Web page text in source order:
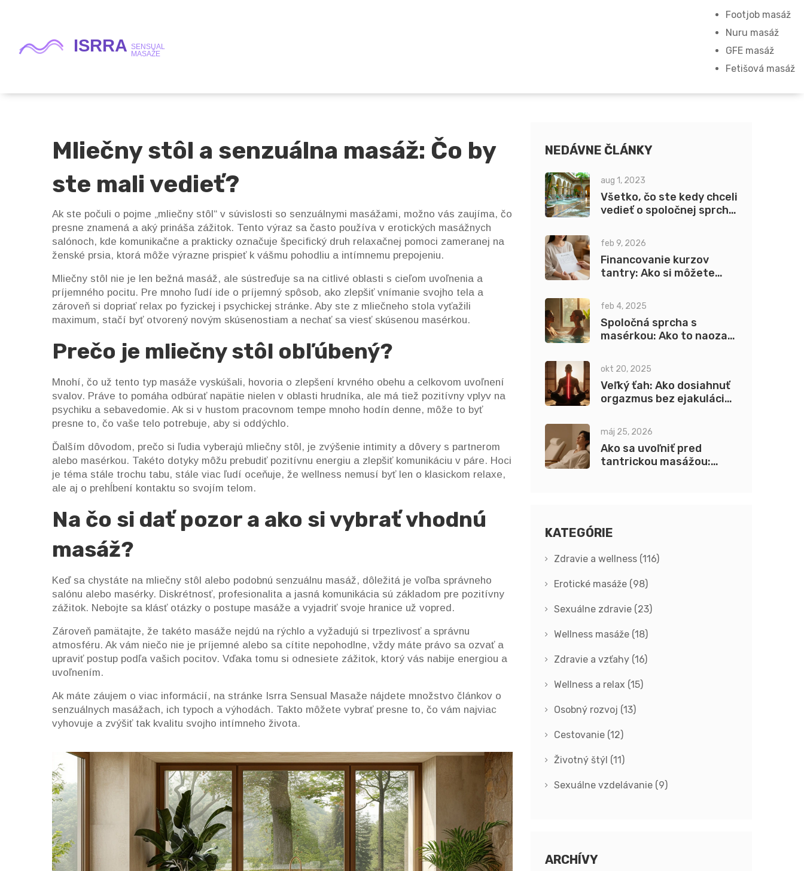
Footjob masáž
Nuru masáž
GFE masáž
Fetišová masáž
Mliečny stôl a senzuálna masáž: Čo by
ste mali vedieť?
Ak ste počuli o pojme „mliečny stôl“ v súvislosti so senzuálnymi masážami, možno vás zaujíma, čo
presne znamená a aký prináša zážitok. Tento výraz sa často používa v erotických masážnych
salónoch, kde komunikačne a prakticky označuje špecifický druh relaxačnej pomoci zameranej na
ženské prsia, ktorá môže výrazne prispieť k vášmu pohodliu a intímnemu prepojeniu.
Mliečny stôl nie je len bežná masáž, ale sústreďuje sa na citlivé oblasti s cieľom uvoľnenia a
príjemného pocitu. Pre mnoho ľudí ide o príjemný spôsob, ako zlepšiť vnímanie svojho tela a
zároveň si dopriať relax po fyzickej i psychickej stránke. Aby ste z mliečneho stola vyťažili
maximum, stačí byť otvorený novým skúsenostiam a nechať sa viesť skúsenou masérkou.
Prečo je mliečny stôl obľúbený?
Mnohí, čo už tento typ masáže vyskúšali, hovoria o zlepšení krvného obehu a celkovom uvoľnení
svalov. Práve to pomáha odbúrať napätie nielen v oblasti hrudníka, ale má tiež pozitívny vplyv na
psychiku a sebavedomie. Ak si v hustom pracovnom tempe mnoho hodín denne, môže to byť
presne to, čo vaše telo potrebuje, aby si oddýchlo.
Ďalším dôvodom, prečo si ľudia vyberajú mliečny stôl, je zvýšenie intimity a dôvery s partnerom
alebo masérkou. Takéto dotyky môžu prebudiť pozitívnu energiu a zlepšiť komunikáciu v páre. Hoci
je téma stále trochu tabu, stále viac ľudí oceňuje, že wellness nemusí byť len o klasickom relaxe,
ale aj o prehĺbení kontaktu so svojím telom.
Na čo si dať pozor a ako si vybrať vhodnú
masáž?
Keď sa chystáte na mliečny stôl alebo podobnú senzuálnu masáž, dôležitá je voľba správneho
salónu alebo masérky. Diskrétnosť, profesionalita a jasná komunikácia sú základom pre pozitívny
zážitok. Nebojte sa klásť otázky o postupe masáže a vyjadriť svoje hranice už vopred.
Zároveň pamätajte, že takéto masáže nejdú na rýchlo a vyžadujú si trpezlivosť a správnu
atmosféru. Ak vám niečo nie je príjemné alebo sa cítite nepohodlne, vždy máte právo sa ozvať a
upraviť postup podľa vašich pocitov. Vďaka tomu si odnesiete zážitok, ktorý vás nabije energiou a
uvoľnením.
Ak máte záujem o viac informácií, na stránke Isrra Sensual Masaže nájdete množstvo článkov o
senzuálnych masážach, ich typoch a výhodách. Takto môžete vybrať presne to, čo vám najviac
vyhovuje a zvýšiť tak kvalitu svojho intímneho života.
NEDÁVNE ČLÁNKY
aug 1, 2023
Všetko, čo ste kedy chceli
vedieť o spoločnej sprche
feb 9, 2026
Financovanie kurzov
tantry: Ako si môžete
splátky alebo zmeniť
rozpočet
feb 4, 2025
Spoločná sprcha s
masérkou: Ako to naozaj
okt 20, 2025
Veľký ťah: Ako dosiahnuť
orgazmus bez ejakulácie
máj 25, 2026
Ako sa uvoľniť pred
tantrickou masážou:
KATEGÓRIE
Zdravie a wellness (116)
Erotické masáže (98)
Sexuálne zdravie (23)
Wellness masáže (18)
Zdravie a vzťahy (16)
Wellness a relax (15)
Osobný rozvoj (13)
Cestovanie (12)
Životný štýl (11)
Sexuálne vzdelávanie (9)
ARCHÍVY